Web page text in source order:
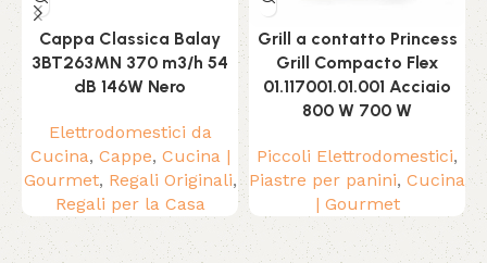
Cappa Classica Balay
3BT263MN 370 m3/h 54
dB 146W Nero
Elettrodomestici da
Cucina, Cappe, Cucina |
Gourmet, Regali Originali,
Regali per la Casa
Grill a contatto Princess
Grill Compacto Flex
01.117001.01.001 Acciaio
800 W 700 W
Piccoli Elettrodomestici,
Piastre per panini, Cucina
| Gourmet
Read More